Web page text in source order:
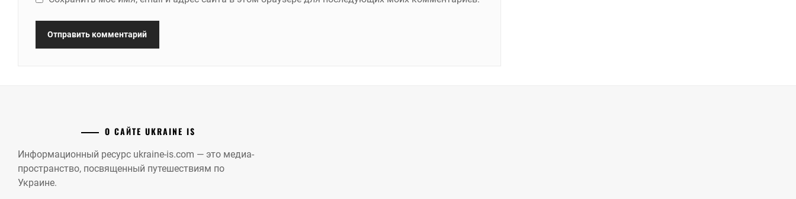
О САЙТЕ UKRAINE IS
Информационный ресурс ukraine-is.com — это медиа-
пространство, посвященный путешествиям по
Украине.